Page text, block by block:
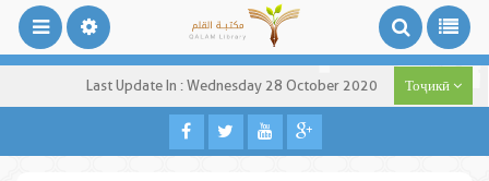
Last Update In : Wednesday 28 October 2020 Тоҷикӣ